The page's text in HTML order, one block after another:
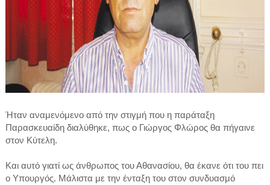
Ήταν αναμενόμενο από την στιγμή που η παράταξη
Παρασκευαίδη διαλύθηκε, πως ο Γιώργος Φλώρος θα πήγαινε
στον Κύτελη.
Και αυτό γιατί ως άνθρωπος του Αθανασίου, θα έκανε ότι του πει
ο Υπουργός. Μάλιστα με την ένταξη του στον συνδυασμό